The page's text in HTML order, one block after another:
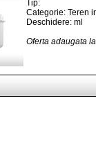
Tip:
Categorie: Teren
Deschidere: ml
Oferta adaugata